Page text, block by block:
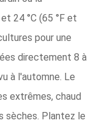
24 °C (65 °F et
pour une
directement 8 à
à l'automne. Le
extrêmes, chaud
sèches. Plantez le